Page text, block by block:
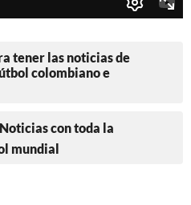
tener las noticias de
colombiano e
con toda la
mundial